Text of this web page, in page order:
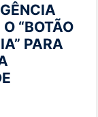
“BOTÃO
PARA